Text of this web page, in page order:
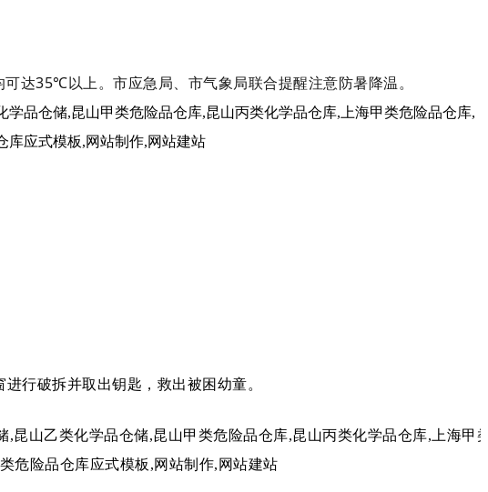
达35℃以上。市应急局、市气象局联合提醒注意防暑降温。
行破拆并取出钥匙，救出被困幼童。